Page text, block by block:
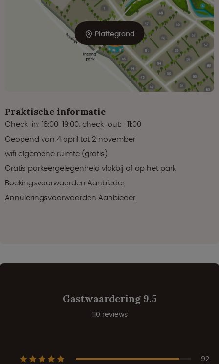
Plattegrond
Praktische informatie
Check-in: 16:00-19:00, check-out: -11:00
Geopend van 4 april tot 2 november
wifi algemene ruimte (gratis)
Gratis parkeergelegenheid vlakbij of op het park
Boekingsvoorwaarden Aanbieder
Annuleringsvoorwaarden Aanbieder
Gastwaardering 9.5
110 reviews
92